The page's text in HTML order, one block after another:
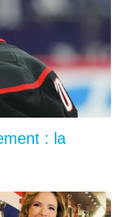
: la